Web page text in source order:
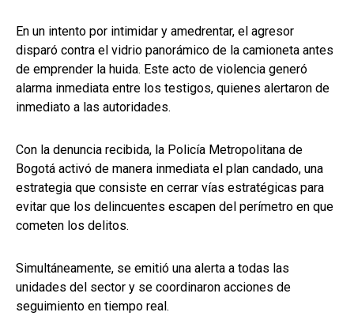
En un intento por intimidar y amedrentar, el agresor
disparó contra el vidrio panorámico de la camioneta antes
de emprender la huida. Este acto de violencia generó
alarma inmediata entre los testigos, quienes alertaron de
inmediato a las autoridades.
Con la denuncia recibida, la Policía Metropolitana de
Bogotá activó de manera inmediata el plan candado, una
estrategia que consiste en cerrar vías estratégicas para
evitar que los delincuentes escapen del perímetro en que
cometen los delitos.
Simultáneamente, se emitió una alerta a todas las
unidades del sector y se coordinaron acciones de
seguimiento en tiempo real.